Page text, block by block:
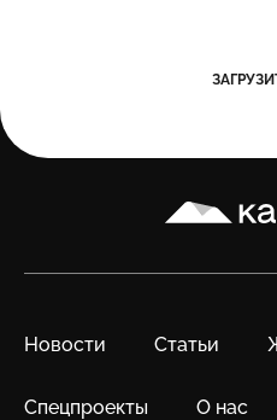
Карачун
Новости Статьи
Спецпроекты О нас